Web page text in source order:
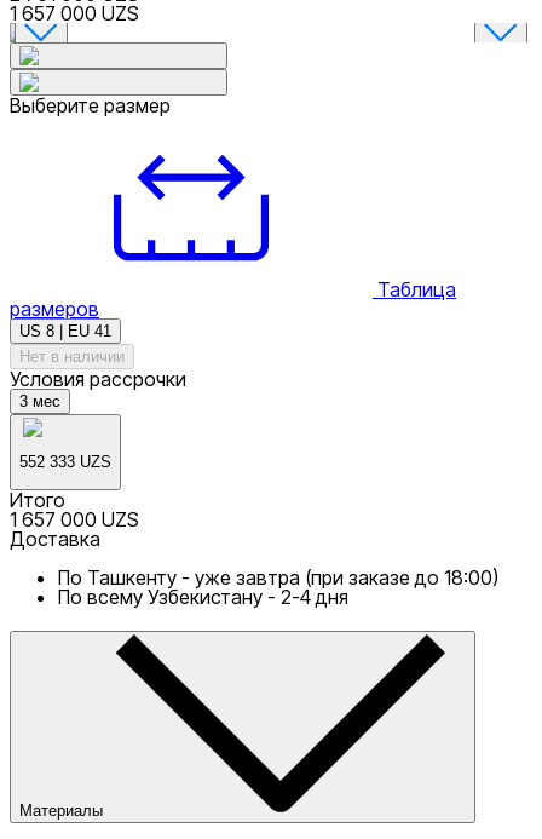
1 657 000 UZS
Выберите размер
Таблица
размеров
US 8 | EU 41
Нет в наличии
Условия рассрочки
3 мес
552 333 UZS
Итого
1 657 000 UZS
Доставка
По Ташкенту - уже завтра (при заказе до 18:00)
По всему Узбекистану - 2-4 дня
Материалы